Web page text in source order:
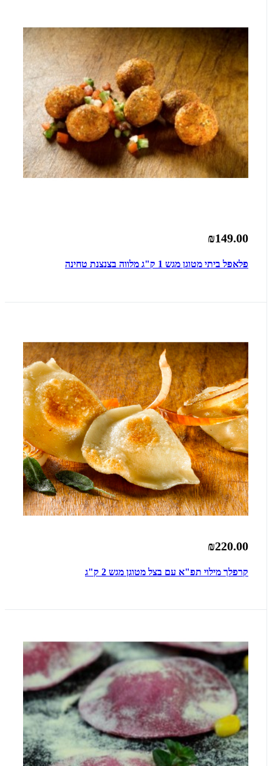
₪149.00
פלאפל ביתי מטוגן מגש 1 ק"ג מלווה בצנצנת טחינה
₪220.00
קרפלך מילוי תפ"א עם בצל מטוגן מגש 2 ק"ג